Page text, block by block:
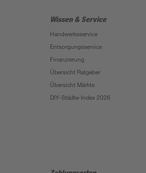
Wissen & Service
Handwerksservice
Entsorgungsservice
Finanzierung
Übersicht Ratgeber
Übersicht Märkte
DIY-Städte-Index 2026